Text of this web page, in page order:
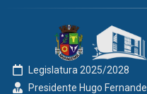
Legislatura 2025/2028
Presidente Hugo